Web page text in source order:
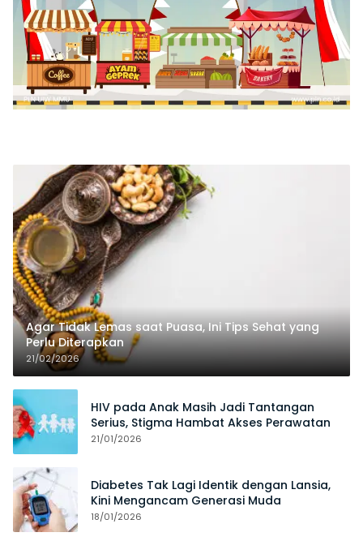
Agar Tidak Lemas saat Puasa, Ini Tips Sehat yang
Perlu Diterapkan
21/02/2026
HIV pada Anak Masih Jadi Tantangan
Serius, Stigma Hambat Akses Perawatan
21/01/2026
Diabetes Tak Lagi Identik dengan Lansia,
Kini Mengancam Generasi Muda
18/01/2026